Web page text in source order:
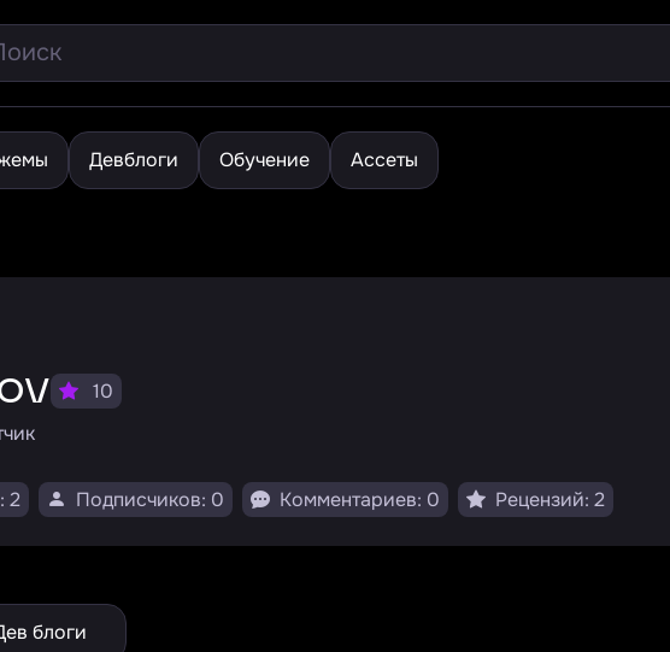
Девблоги Обучение Ассеты
10
2 Подписчиков: 0 Комментариев: 0 Рецензий: 2
блоги